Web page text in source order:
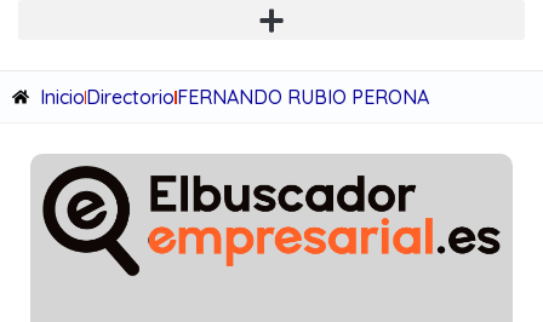
InicioDirectorioFERNANDO RUBIO PERONA